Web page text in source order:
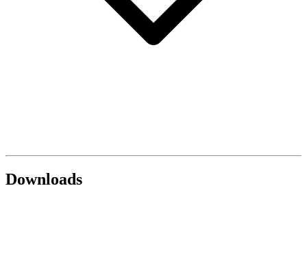
Downloads